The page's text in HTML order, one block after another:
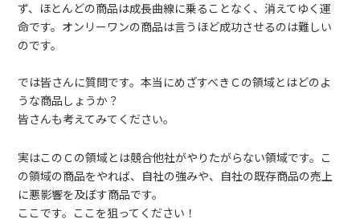
ず、ほとんどの商品は成長曲線に乗ることなく、消えてゆく運
命です。オンリーワンの商品は言うほど成功させるのは難しい
のです。
では皆さんに質問です。本当にめざすべきＣの領域とはどのよ
うな商品しょうか？
皆さんも考えてみてください。
実はこのＣの領域とは競合他社がやりたがらない領域です。こ
の領域の商品をやれば、自社の強みや、自社の既存商品の売上
に悪影響を及ぼす商品です。
ここです。ここを狙ってください！